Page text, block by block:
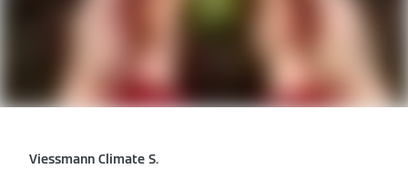
Viessmann Climate S.